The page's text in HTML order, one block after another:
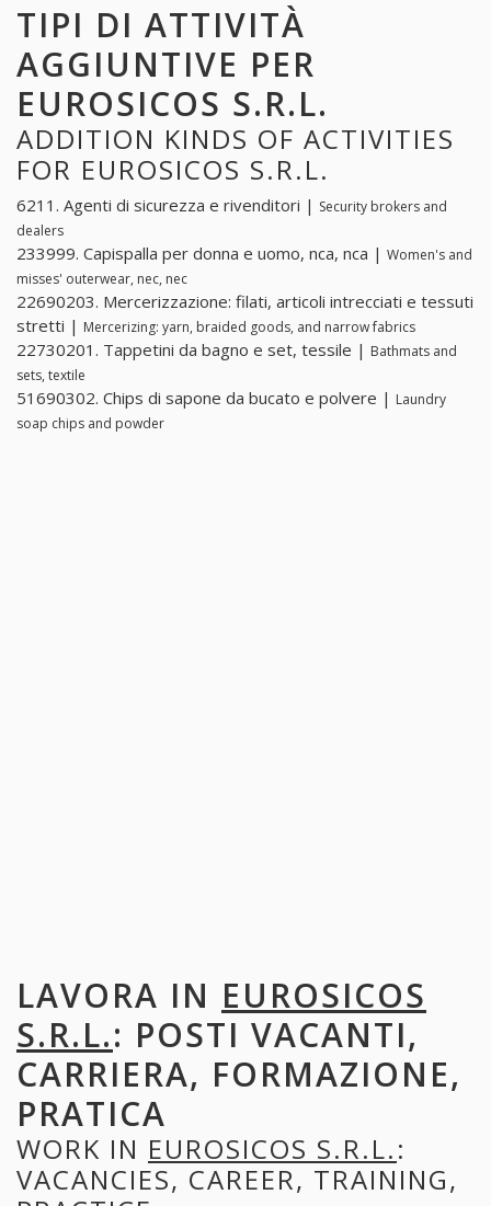
TIPI DI ATTIVITÀ
AGGIUNTIVE PER
EUROSICOS S.R.L.
ADDITION KINDS OF ACTIVITIES
FOR EUROSICOS S.R.L.
6211. Agenti di sicurezza e rivenditori | Security brokers and
dealers
233999. Capispalla per donna e uomo, nca, nca | Women's and
misses' outerwear, nec, nec
22690203. Mercerizzazione: filati, articoli intrecciati e tessuti
stretti | Mercerizing: yarn, braided goods, and narrow fabrics
22730201. Tappetini da bagno e set, tessile | Bathmats and
sets, textile
51690302. Chips di sapone da bucato e polvere | Laundry
soap chips and powder
LAVORA IN EUROSICOS
S.R.L.: POSTI VACANTI,
CARRIERA, FORMAZIONE,
PRATICA
WORK IN EUROSICOS S.R.L.:
VACANCIES, CAREER, TRAINING,